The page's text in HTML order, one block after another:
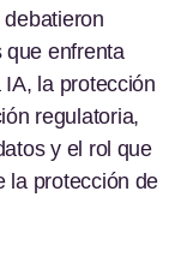
que enfrenta
la protección
regulatoria,
y el rol que
la protección de